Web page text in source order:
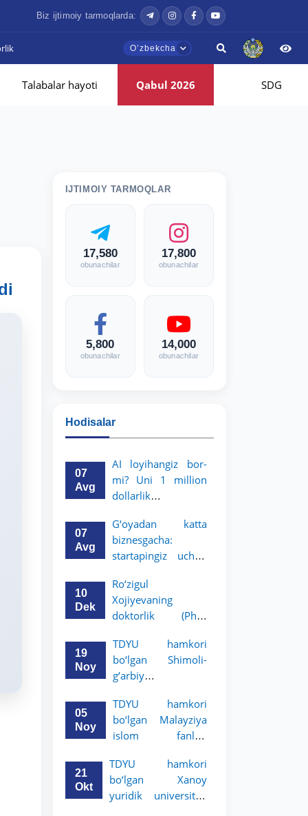
Biz ijtimoiy tarmoqlarda:
Oʼzbekcha
Talabalar hayoti Qabul 2026 SDG
IJTIMOIY TARMOQLAR
17,580
obunachilar
17,800
obunachilar
5,800
obunachilar
14,000
obunachilar
Hodisalar
07
Avg
AI loyihangiz bor-
mi? Uni 1 million
dollarlik
aylantiring!
07
Avg
G‘oyadan katta
biznesgacha:
startapingiz uchun
imkoniyat!
10
Dek
Ro‘zigul
Xojiyevaning
doktorlik (PhD)
himoyasi bo‘lib
o‘tadi
19
Noy
TDYU hamkori
bo‘lgan Shimoli-
g‘arbiy
huquq universiteti
2-3-kurs talabalari
uchun akademik
e’lon qildi
05
Noy
TDYU hamkori
bo‘lgan Malayziya
islom fanlari
kurs talabalari
uchun akademik
mobillik dasturini
21
Okt
TDYU hamkori
bo‘lgan Xanoy
yuridik universiteti